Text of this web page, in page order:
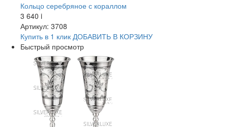
Кольцо серебряное с кораллом
3 640 i
Артикул: 3708
Купить в 1 клик ДОБАВИТЬ В КОРЗИНУ
Быстрый просмотр